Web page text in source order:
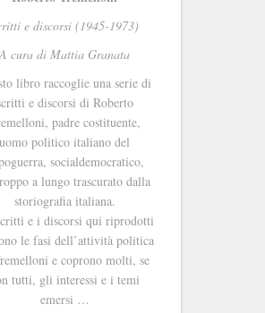
e discorsi (1945-1973)
A cura di Mattia Granata
libro raccoglie una serie di
e discorsi di Roberto
padre costituente,
uomo politico italiano del
socialdemocratico,
a lungo trascurato dalla
storiografia italiana.
e i discorsi qui riprodotti
le fasi dell’attività politica
e coprono molti, se
tutti, gli interessi e i temi
emersi …